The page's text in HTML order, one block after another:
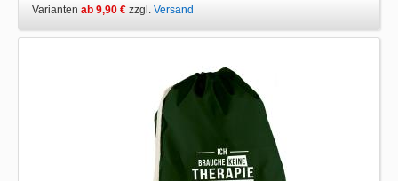
Varianten ab 9,90 € zzgl. Versand